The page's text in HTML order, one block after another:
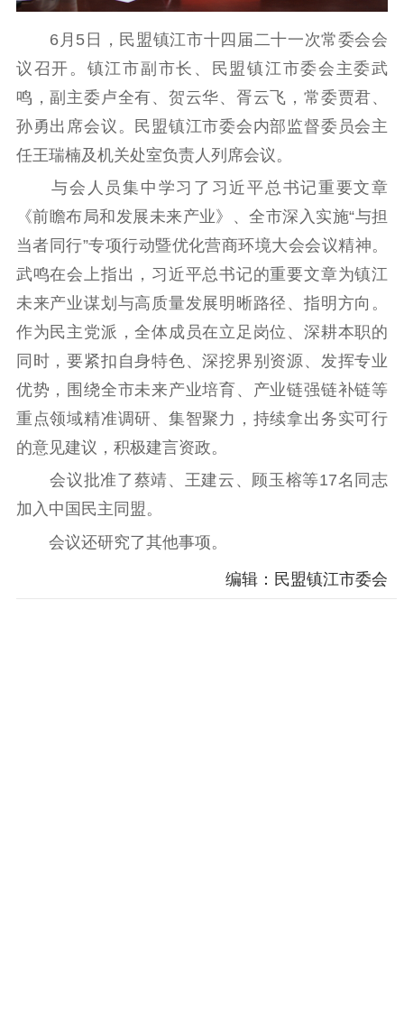
调查研究 论坛研讨
建言献策
基地建设
组织建设
活力基层 盟员风采 内部监督
社会服务
教育帮扶 科技咨询
社会帮教
社区服务
机关建设
机关机构 工作动态
工会工作
学习平台
学习视频
盟内英才
6月5日，民盟镇江市十四届二十一次常委会会
议召开。镇江市副市长、民盟镇江市委会主委武
鸣，副主委卢全有、贺云华、胥云飞，常委贾君、
孙勇出席会议。民盟镇江市委会内部监督委员会主
任王瑞楠及机关处室负责人列席会议。
与会人员集中学习了习近平总书记重要文章
《前瞻布局和发展未来产业》、全市深入实施“与担
当者同行”专项行动暨优化营商环境大会会议精神。
武鸣在会上指出，习近平总书记的重要文章为镇江
未来产业谋划与高质量发展明晰路径、指明方向。
作为民主党派，全体成员在立足岗位、深耕本职的
同时，要紧扣自身特色、深挖界别资源、发挥专业
优势，围绕全市未来产业培育、产业链强链补链等
重点领域精准调研、集智聚力，持续拿出务实可行
的意见建议，积极建言资政。
会议批准了蔡靖、王建云、顾玉榕等17名同志
加入中国民主同盟。
会议还研究了其他事项。
编辑：民盟镇江市委会